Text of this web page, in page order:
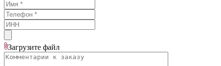
Загрузите файл